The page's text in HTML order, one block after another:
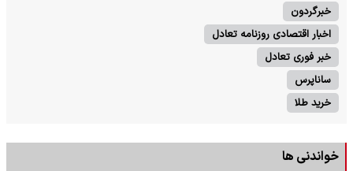
خبرگردون
اخبار اقتصادی روزنامه تعادل
خبر فوری تعادل
ساناپرس
خرید طلا
خواندنی ها